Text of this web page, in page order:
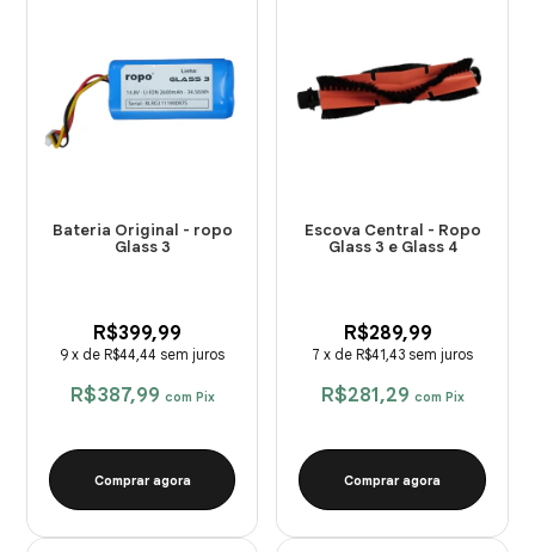
Bateria Original - ropo
Glass 3
R$399,99
R$387,99 com Pix
9 x de R$44,44 sem juros
Comprar agora
Escova Central - Ropo
Glass 3 e Glass 4
R$289,99
R$281,29 com Pix
7 x de R$41,43 sem juros
Comprar agora